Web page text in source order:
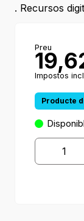
. Recursos
Preu
Impostos
Producte